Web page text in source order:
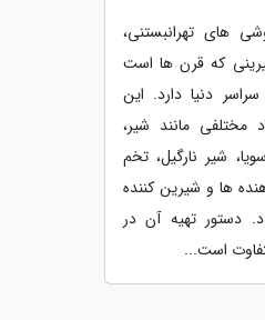
های تهرانبستنی،
که قرن ها است
دنیا دارد. این
مختلفی مانند شیر،
شیر نارگیل، تخم
ها و شیرین کننده
دستور تهیه آن در
است...